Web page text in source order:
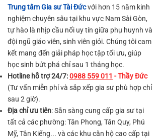
Trung tâm Gia sư Tài Đứcvới hơn 15 năm kinh
nghiệm chuyên sâu tại khu vực Nam Sài Gòn,
tự hào là nhịp cầu nối uy tín giữa phụ huynh và
đội ngũ giáo viên, sinh viên giỏi. Chúng tôi cam
kết mang đến giải pháp học tập tối ưu, giúp
học sinh bứt phá chỉ sau 1 tháng học.
Hotline hỗ trợ 24/7:0988 559 011 - Thầy Đức
(Tư vấn miễn phí và sắp xếp gia sư phù hợp chỉ
sau 2 giờ).
Địa chỉ ưu tiên: Sẵn sàng cung cấp gia sư tại
tất cả các phường: Tân Phong, Tân Quy, Phú
Mỹ, Tân Kiểng... và các khu căn hộ cao cấp tại